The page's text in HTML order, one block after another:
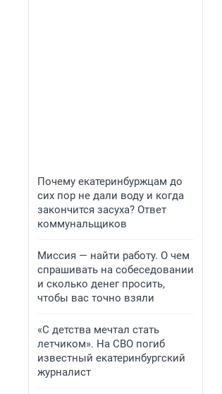
Почему екатеринбуржцам до
сих пор не дали воду и когда
закончится засуха? Ответ
коммунальщиков
Миссия — найти работу. О чем
спрашивать на собеседовании
и сколько денег просить,
чтобы вас точно взяли
«С детства мечтал стать
летчиком». На СВО погиб
известный екатеринбургский
журналист